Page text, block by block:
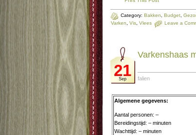
Category: Bakken Budget
Varken
Vis Vlees Leave a
21
Sep
Varkenshaas
falien
Algemene gegevens:
Aantal personen: –
Bereidingstijd: – minuten
Wachttijd: – minuten